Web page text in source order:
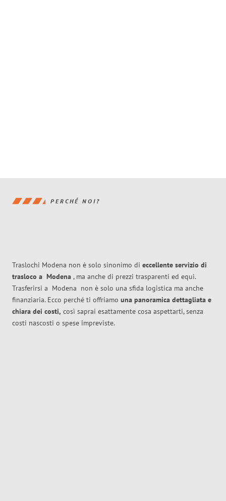
PERCHÉ NOI?
Traslochi Modena non è solo sinonimo di eccellente servizio di
trasloco a Modena , ma anche di prezzi trasparenti ed equi.
Trasferirsi a Modena non è solo una sfida logistica ma anche
finanziaria. Ecco perché ti offriamo una panoramica dettagliata e
chiara dei costi, così saprai esattamente cosa aspettarti, senza
costi nascosti o spese impreviste.